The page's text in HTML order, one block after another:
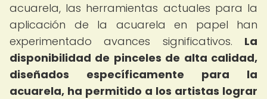
acuarela, las herramientas actuales para la
aplicación de la acuarela en papel han
experimentado avances significativos. La
disponibilidad de pinceles de alta calidad,
diseñados específicamente para la
acuarela, ha permitido a los artistas lograr